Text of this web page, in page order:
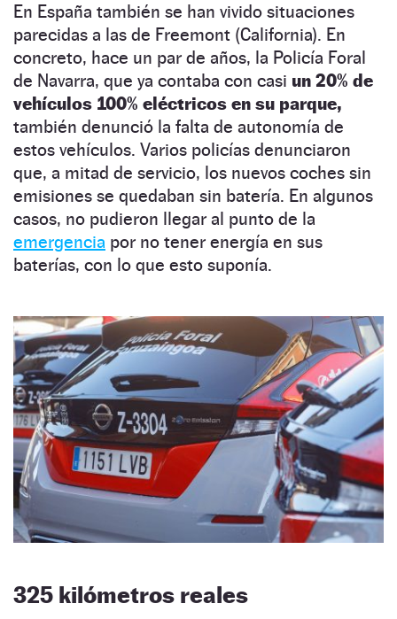
En España también se han vivido situaciones
parecidas a las de Freemont (California). En
concreto, hace un par de años, la Policía Foral
de Navarra, que ya contaba con casi un 20% de
vehículos 100% eléctricos en su parque,
también denunció la falta de autonomía de
estos vehículos. Varios policías denunciaron
que, a mitad de servicio, los nuevos coches sin
emisiones se quedaban sin batería. En algunos
casos, no pudieron llegar al punto de la
emergencia por no tener energía en sus
baterías, con lo que esto suponía.
325 kilómetros reales